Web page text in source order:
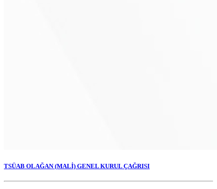
TSÜAB OLAĞAN (MALİ) GENEL KURUL ÇAĞRISI